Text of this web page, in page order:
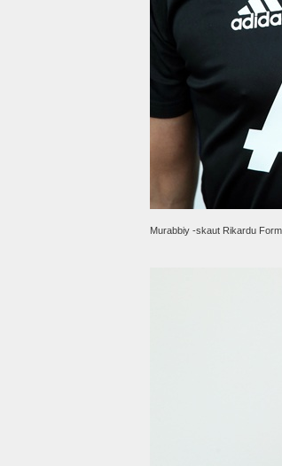
Murabbiy -skaut Rikardu